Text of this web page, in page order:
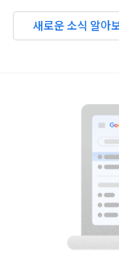
새로운 소식 알아